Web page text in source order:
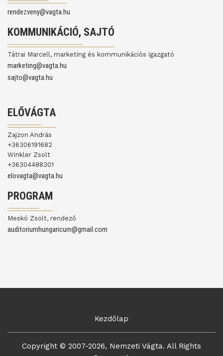
rendezveny@vagta.hu
KOMMUNIKÁCIÓ, SAJTÓ
Tátrai Marcell, marketing és kommunikációs igazgató
marketing@vagta.hu
sajto@vagta.hu
ELŐVÁGTA
Zajzon András
+36306191682
Winkler Zsolt
+36304488301
elovagta@vagta.hu
PROGRAM
Meskó Zsolt, rendező
auditoriumhungaricum@gmail.com
Kezdőlap
Copyright © 2007-2026, Nemzeti Vágta. All Rights